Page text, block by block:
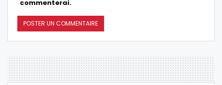
commenterai.